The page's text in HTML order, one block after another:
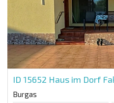
ID 15652 Haus im Dorf
Burgas